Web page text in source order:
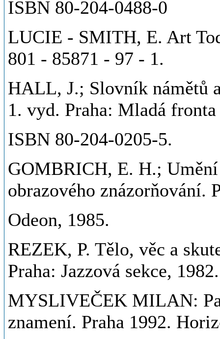
ISBN 80-204-0488-0
LUCIE - SMITH, E. Art
801 - 85871 - 97 - 1.
HALL, J.; Slovník námětů
1. vyd. Praha: Mladá
ISBN 80-204-0205-5.
GOMBRICH, E. H.;
obrazového znázorňování.
Odeon, 1985.
REZEK, P. Tělo, věc a
Praha: Jazzová sekce,
MYSLIVEČEK MILAN:
znamení. Praha 1992.